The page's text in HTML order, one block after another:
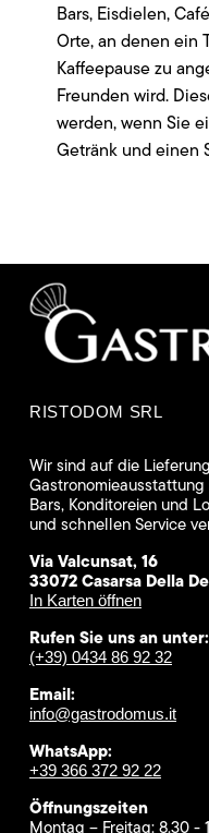
Bars, Eisdielen,
Orte, an denen ein
Kaffeepause zu
Freunden wird.
werden, wenn Sie
Getränk und einen
RISTODOM SRL
Wir sind auf die
Bars, Konditoreien und
und schnellen Service
Via Valcunsat, 16
33072 Casarsa Della
In Karten öffnen
Rufen Sie uns an unter:
(+39) 0434 86 92 32
Email:
info@gastrodomus.it
WhatsApp:
+39 366 372 92 22
Öffnungszeiten
Montag – Freitag: 8.30 -